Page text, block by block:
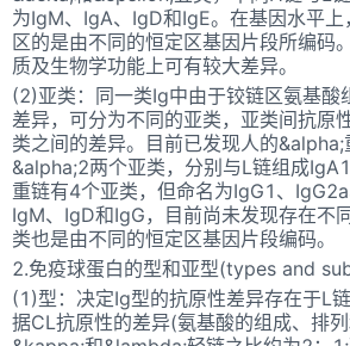
为IgM、IgA、IgD和IgE。在基因水平
区的是由不同的恒定区基因片段所编码
质及生物学功能上可有较大差异。
(2)亚类：同一类Ig中由于铰链区氨基酸
差异，可分为不同的亚类，亚类间抗原
类之间的差异。目前已发现人的
&alpha;2两个亚类，分别与L链组成
重链有4个亚类，但命名为IgG1、IgG2a
IgM、IgD和IgG，目前尚未发现存在不
类也是由不同的恒定区基因片段编码。
2.免疫球蛋白的型和亚型(types and
(1)型：决定Ig型的抗原性差异存在于L
据CL抗原性的差异(氨基酸的组成、排